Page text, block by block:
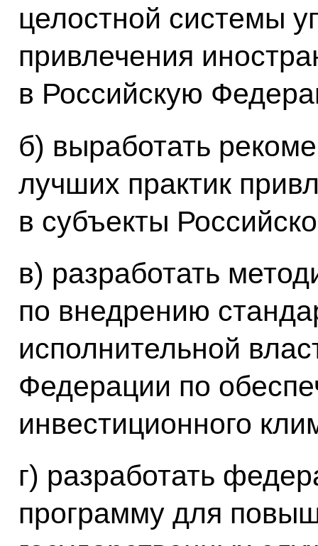
целостной системы
привлечения
в Российскую
б) выработать
лучших практик
в субъекты
в) разработать
по внедрению
исполнительной
Федерации по
инвестиционного
г) разработать
программу для